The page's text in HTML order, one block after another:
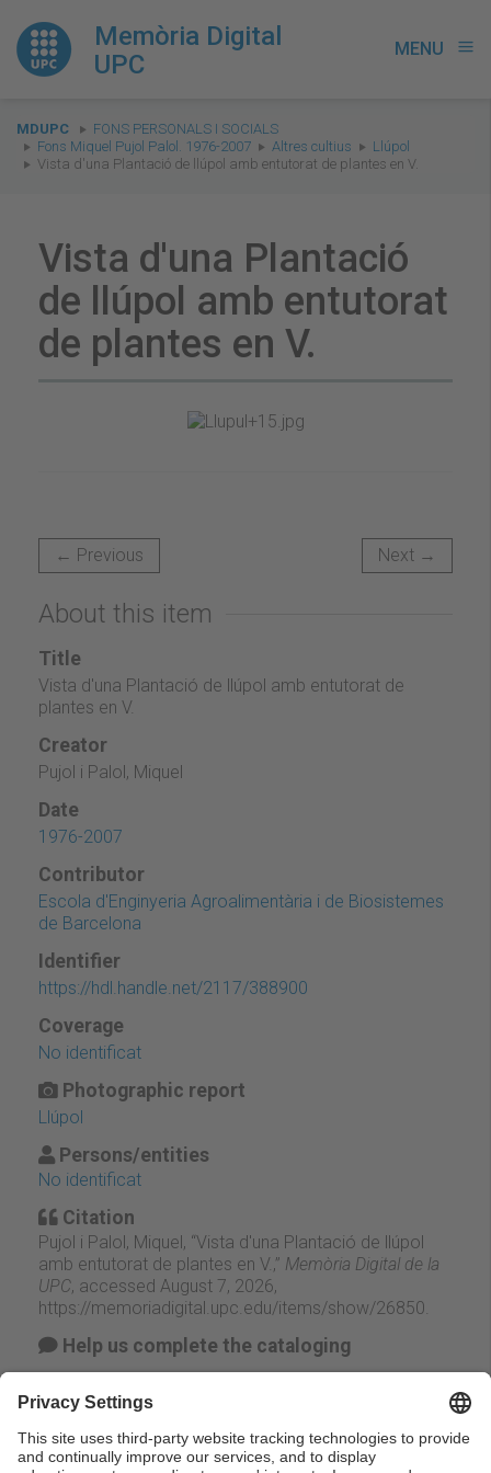
Memòria Digital
UPC
MENU menu
You
are
here:
MDUPC
FONS PERSONALS I SOCIALS
Fons Miquel Pujol Palol. 1976-2007
Altres cultius
Llúpol
Vista d'una Plantació de llúpol amb entutorat de plantes en V.
Vista d'una Plantació
de llúpol amb entutorat
de plantes en V.
← Previous Next →
About this item
Title
Vista d'una Plantació de llúpol amb entutorat de
plantes en V.
Creator
Pujol i Palol, Miquel
Date
1976-2007
Contributor
Escola d'Enginyeria Agroalimentària i de Biosistemes
de Barcelona
Identifier
https://hdl.handle.net/2117/388900
Coverage
No identificat
Photographic report
Llúpol
Persons/entities
No identificat
Citation
Pujol i Palol, Miquel, “Vista d'una Plantació de llúpol
amb entutorat de plantes en V.,” Memòria Digital de la
UPC, accessed August 7, 2026,
https://memoriadigital.upc.edu/items/show/26850
Help us complete the cataloging
Suggest change